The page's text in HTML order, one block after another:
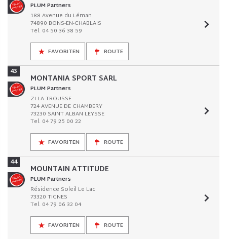
PLUM Partners
188 Avenue du Léman
74890 BONS-EN-CHABLAIS
Tel. 04 50 36 38 59
FAVORITEN ROUTE
43
MONTANIA SPORT SARL
PLUM Partners
ZI LA TROUSSE
724 AVENUE DE CHAMBERY
73230 SAINT ALBAN LEYSSE
Tel. 04 79 25 00 22
FAVORITEN ROUTE
44
MOUNTAIN ATTITUDE
PLUM Partners
Résidence Soleil Le Lac
73320 TIGNES
Tel. 04 79 06 32 04
FAVORITEN ROUTE